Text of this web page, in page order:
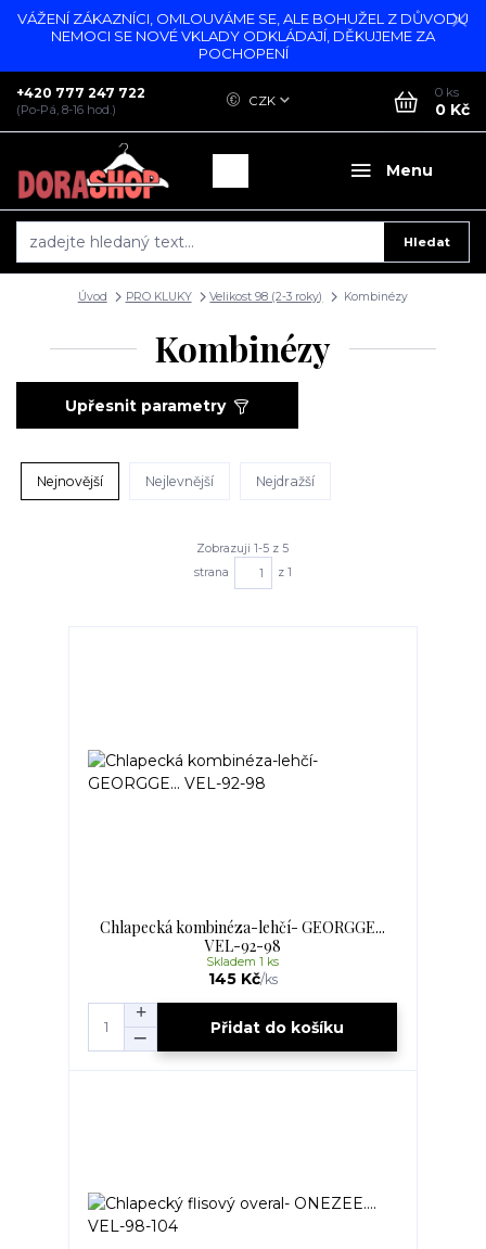
VÁŽENÍ ZÁKAZNÍCI, OMLOUVÁME SE, ALE BOHUŽEL Z DŮVODU
NEMOCI SE NOVÉ VKLADY ODKLÁDAJÍ, DĚKUJEME ZA
POCHOPENÍ
Menu
CZK
Hledat
+420 777 247 722
(Po-Pá, 8-16 hod.)
0 ks
0 Kč
Úvod PRO KLUKY Velikost 98 (2-3 roky) Kombinézy
Kombinézy
Upřesnit parametry
Nejnovější Nejlevnější Nejdražší
Zobrazuji 1-5 z 5
strana
z 1
Chlapecká kombinéza-lehčí- GEORGGE...
VEL-92-98
145 Kč/ks
Skladem 1 ks
Přidat do košíku